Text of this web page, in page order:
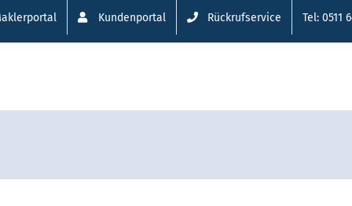
Kundenportal Rückrufservice Tel: 0511